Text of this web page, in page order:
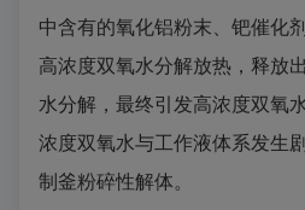
中含有的氧化铝粉末、钯催化
高浓度双氧水分解放热，释放
水分解，最终引发高浓度双氧
浓度双氧水与工作液体系发生
制釜粉碎性解体。